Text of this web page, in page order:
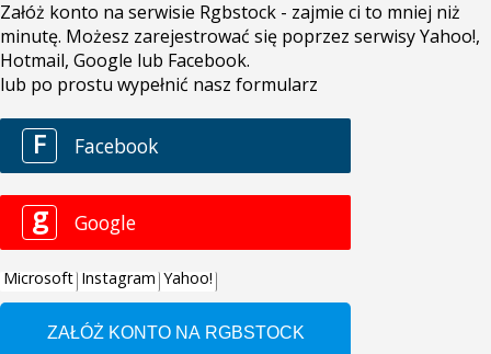
Załóż konto na serwisie Rgbstock - zajmie ci to mniej niż
minutę. Możesz zarejestrować się poprzez serwisy Yahoo!,
Hotmail, Google lub Facebook.
lub po prostu wypełnić nasz formularz
F Facebook
g Google
Microsoft Instagram Yahoo!